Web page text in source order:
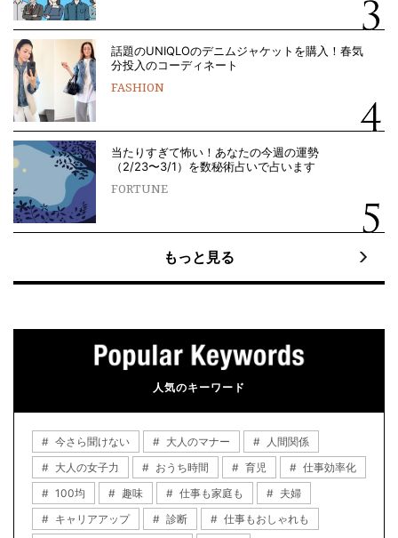
話題のUNIQLOのデニムジャケットを購入！春気
分投入のコーディネート
FASHION
当たりすぎて怖い！あなたの今週の運勢
（2/23〜3/1）を数秘術占いで占います
FORTUNE
もっと見る
人気のキーワード
今さら聞けない 大人のマナー
人間関係
大人の女子力
おうち時間 育児
仕事効率化
100均
趣味 仕事も家庭も
夫婦
キャリアアップ
診断 仕事もおしゃれも